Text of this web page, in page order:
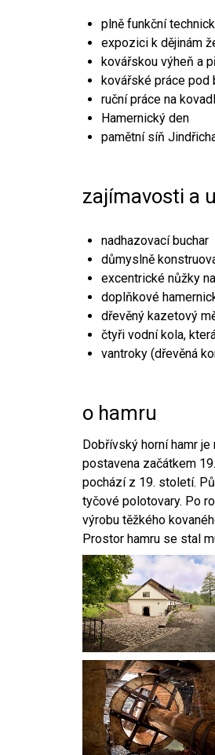
plně funkční
expozici k dějinám
kovářskou výheň a
kovářské práce pod
ruční práce na
Hamernický den
pamětní síň
zajímavosti a
nadhazovací buchar
důmyslně
excentrické nůžky
doplňkové
dřevěný kazetový
čtyři vodní kola,
vantroky (dřevěná
o hamru
Dobřívský horní hamr je
postavena začátkem
pochází z 19. století.
tyčové polotovary. Po
výrobu těžkého
Prostor hamru se stal